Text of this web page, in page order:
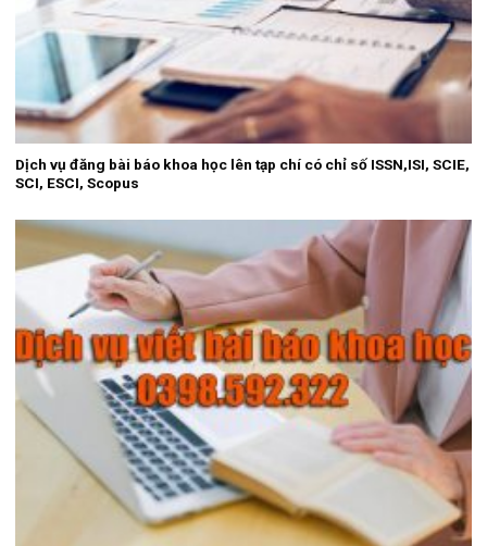
Dịch vụ đăng bài báo khoa học lên tạp chí có chỉ số ISSN,ISI, SCIE,
SCI, ESCI, Scopus